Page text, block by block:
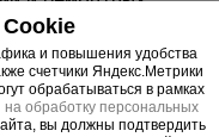
Поверхность
обработана
и повышения удобства
счетчики Яндекс.Метрики
обрабатываться в рамках
на обработку персональных
вы должны подтвердить